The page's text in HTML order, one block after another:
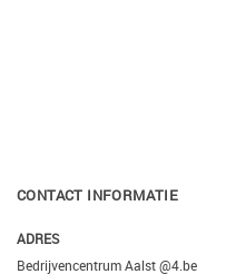
CONTACT INFORMATIE
ADRES
Bedrijvencentrum Aalst @4.be